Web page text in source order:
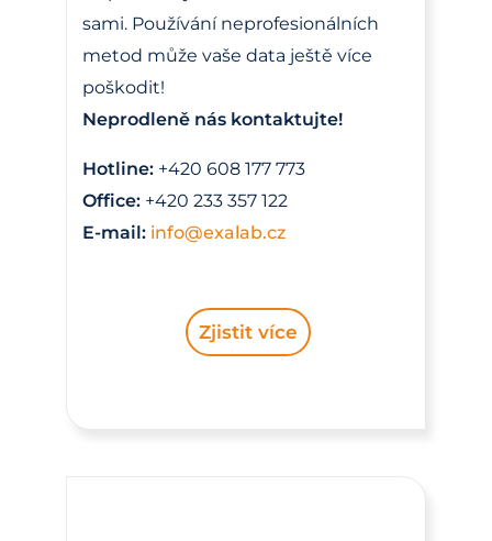
sami. Používání neprofesionálních
metod může vaše data ještě více
poškodit!
Neprodleně nás kontaktujte!
Hotline: +420 608 177 773
Office: +420 233 357 122
E-mail: info@exalab.cz
Zjistit více